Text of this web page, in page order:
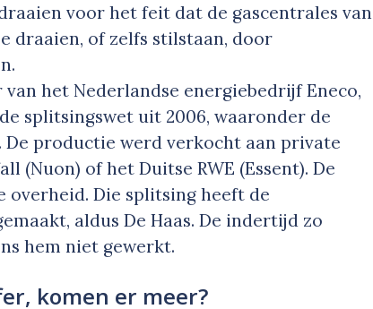
voor het feit dat de gascentrales van
draaien, of zelfs stilstaan, door
het Nederlandse energiebedrijf Eneco,
splitsingswet uit 2006, waaronder de
productie werd verkocht aan private
(Nuon) of het Duitse RWE (Essent). De
overheid. Die splitsing heeft de
aldus De Haas. De indertijd zo
hem niet gewerkt.
komen er meer?